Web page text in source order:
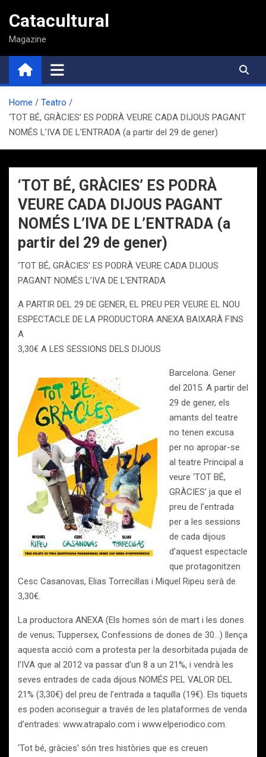
contenido
Catacultural
Magazine
Home
Teatro
‘TOT BÉ, GRÀCIES’ ES PODRÀ VEURE CADA DIJOUS PAGANT
NOMÉS L’IVA DE L’ENTRADA (a partir del 29 de gener)
‘TOT BÉ, GRÀCIES’ ES PODRÀ
VEURE CADA DIJOUS PAGANT
NOMÉS L’IVA DE L’ENTRADA (a
partir del 29 de gener)
‘TOT BÉ, GRÀCIES’ ES PODRÀ VEURE CADA DIJOUS
PAGANT NOMÉS L’IVA DE L’ENTRADA
A PARTIR DEL 29 DE GENER, EL PREU PER VEURE EL NOU
ESPECTACLE DE LA PRODUCTORA ANEXA BAIXARÀ FINS
A
3,30€ A LES SESSIONS DELS DIJOUS
Barcelona. Gener
del 2015. A partir del
29 de gener, els
amants del teatre
no tenen excusa
per no apropar-se
al teatre Principal a
veure ‘TOT BÉ,
GRÀCIES’ ja que el
preu de l’entrada
per a les sessions
de cada dijous
d’aquest espectacle
que protagonitzen
Cesc Casanovas, Elias Torrecillas i Miquel Ripeu serà de
3,30€.
La productora ANEXA (Els homes són de mart i les dones
de venus; Tuppersex, Confessions de dones de 30…) llença
aquesta acció com a protesta per la desorbitada pujada de
l’IVA que al 2012 va passar d’un 8 a un 21%, i vendrà les
seves entrades de cada dijous NOMÉS PEL VALOR DEL
21% (3,30€) del preu de l’entrada a taquilla (19€). Els tiquets
es poden aconseguir a través de les plataformes de venda
d’entrades: www.atrapalo.com i www.elperiodico.com.
‘Tot bé, gràcies’ són tres històries que es creuen